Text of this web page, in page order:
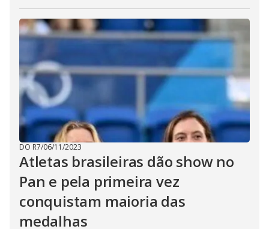
DO R7/06/11/2023
Atletas brasileiras dão show no
Pan e pela primeira vez
conquistam maioria das
medalhas